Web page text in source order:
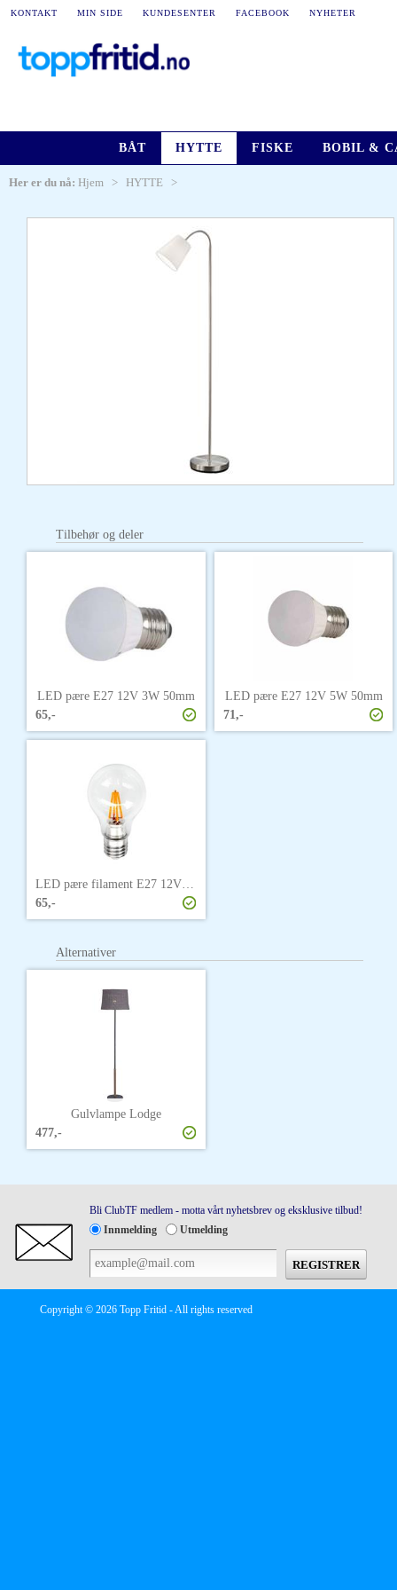
KONTAKT MIN SIDE KUNDESENTER FACEBOOK NYHETER
BÅT HYTTE FISKE BOBIL &
Her er du nå: Hjem > HYTTE >
Tilbehør og deler
LED pære E27 12V 3W 50mm
65,-
LED pære E27 12V 5W 50mm
71,-
LED pære filament E27 12V 4W (60mm)
65,-
Alternativer
Gulvlampe Lodge
477,-
Bli ClubTF medlem - motta vårt nyhetsbrev og eksklusive tilbud!
Innmelding
Utmelding
Copyright © 2026 Topp Fritid - All rights reserved